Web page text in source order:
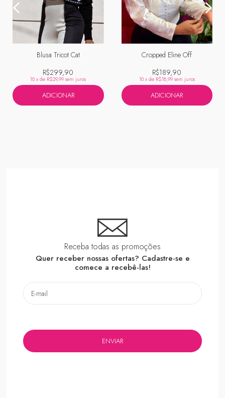
Blusa Tricot Cat
R$299,90
10 x de R$29,99 sem juros
ADICIONAR
Cropped Eline Off
R$189,90
10 x de R$18,99 sem juros
ADICIONAR
Receba todas as promoções
Quer receber nossas ofertas? Cadastre-se e
comece a recebê-las!